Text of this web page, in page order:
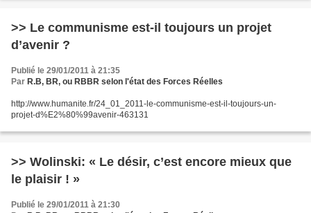
>> Le communisme est-il toujours un projet
d’avenir ?
Publié le 29/01/2011 à 21:35
Par R.B, BR, ou RBBR selon l'état des Forces Réelles
http://www.humanite.fr/24_01_2011-le-communisme-est-il-toujours-un-
projet-d%E2%80%99avenir-463131
>> Wolinski: « Le désir, c’est encore mieux que
le plaisir ! »
Publié le 29/01/2011 à 21:30